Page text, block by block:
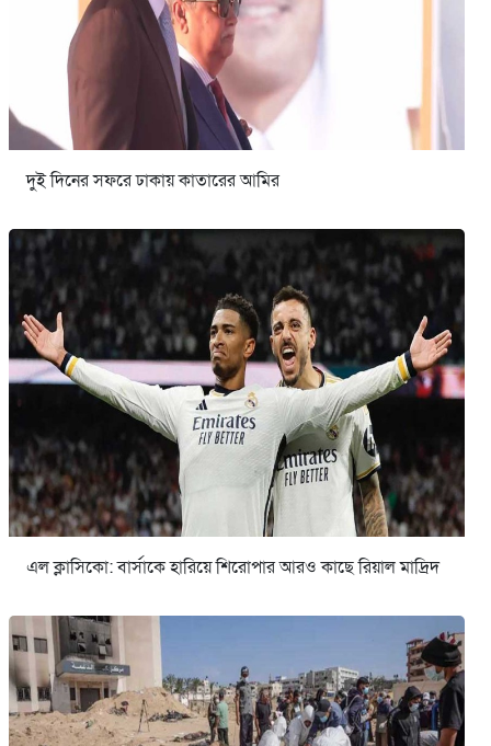
দুই দিনের সফরে ঢাকায় কাতারের আমির
এল ক্লাসিকো: বার্সাকে হারিয়ে শিরোপার আরও কাছে রিয়াল মাদ্রিদ